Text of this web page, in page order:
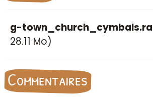
g-
28.11 Mo)
Commentaires